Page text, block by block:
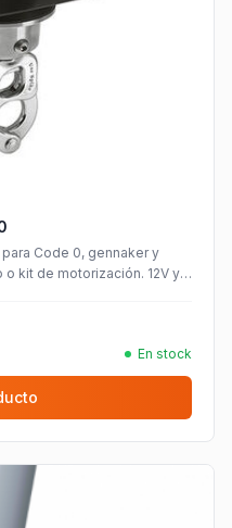
Code 0, gennaker y
kit de motorización. 12V y
En stock